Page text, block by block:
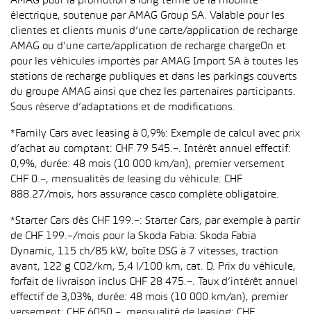
électrique, soutenue par AMAG Group SA. Valable pour les
clientes et clients munis d’une carte/application de recharge
AMAG ou d’une carte/application de recharge chargeOn et
pour les véhicules importés par AMAG Import SA à toutes les
stations de recharge publiques et dans les parkings couverts
du groupe AMAG ainsi que chez les partenaires participants.
Sous réserve d’adaptations et de modifications.
*Family Cars avec leasing à 0,9%: Exemple de calcul avec prix
d’achat au comptant: CHF 79 545.–. Intérêt annuel effectif:
0,9%, durée: 48 mois (10 000 km/an), premier versement
CHF 0.–, mensualités de leasing du véhicule: CHF
888.27/mois, hors assurance casco complète obligatoire.
*Starter Cars dès CHF 199.–: Starter Cars, par exemple à partir
de CHF 199.–/mois pour la Skoda Fabia: Skoda Fabia
Dynamic, 115 ch/85 kW, boîte DSG à 7 vitesses, traction
avant, 122 g CO2/km, 5,4 l/100 km, cat. D. Prix du véhicule,
forfait de livraison inclus CHF 28 475.–. Taux d’intérêt annuel
effectif de 3,03%, durée: 48 mois (10 000 km/an), premier